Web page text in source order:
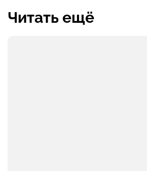
Читать ещё